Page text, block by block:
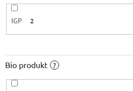
IGP 2
Bio produkt ?